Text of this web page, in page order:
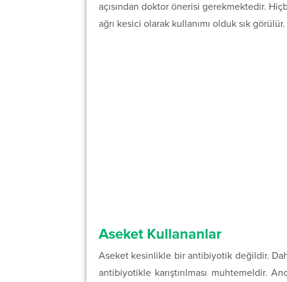
açısından doktor önerisi gerekmektedir.
ağrı kesici olarak kullanımı olduk sık görülür.
Aseket Kullananlar
Aseket kesinlikle bir antibiyotik değildir.
antibiyotikle karıştırılması muhtemeldir.